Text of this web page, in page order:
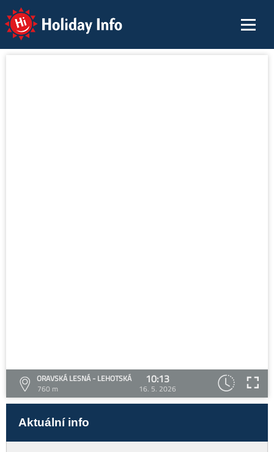
Holiday Info
ORAVSKÁ LESNÁ - LEHOTSKÁ
760 m
10:13
16. 5. 2026
Aktuální info